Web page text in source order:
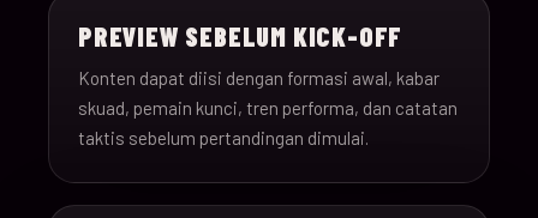
014
26
12:00 Spain v Cape Verde
15-Jun-
26
Iran v New Zealand
PREVIEW SEBELUM KICK-OFF
Konten dapat diisi dengan formasi awal, kabar
skuad, pemain kunci, tren performa, dan catatan
taktis sebelum pertandingan dimulai.